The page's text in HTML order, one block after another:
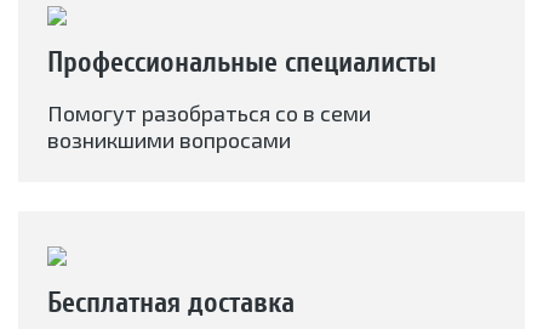
Профессиональные специалисты
Помогут разобраться со в семи
возникшими вопросами
Бесплатная доставка